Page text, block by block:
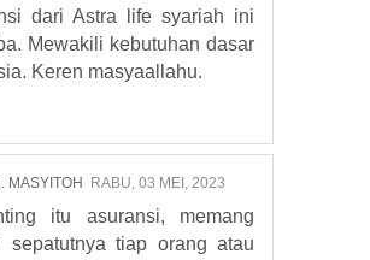
dari Astra life syariah ini
Mewakili kebutuhan dasar
Keren masyaallahu.
MASYITOH RABU, 03 MEI, 2023
itu asuransi, memang
sepatutnya tiap orang atau